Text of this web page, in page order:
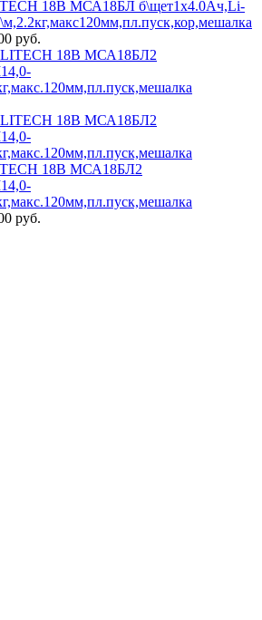
18В МСА18БЛ б\щет1х4.0Ач,Li-
руб.
18В МСА18БЛ2
руб.